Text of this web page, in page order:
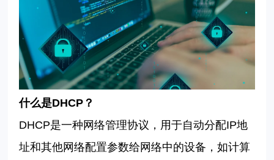
什么是DHCP ？
DHCP是一种网络管理协议，用于自动分配IP地
址和其他网络配置参数给网络中的设备，如计算